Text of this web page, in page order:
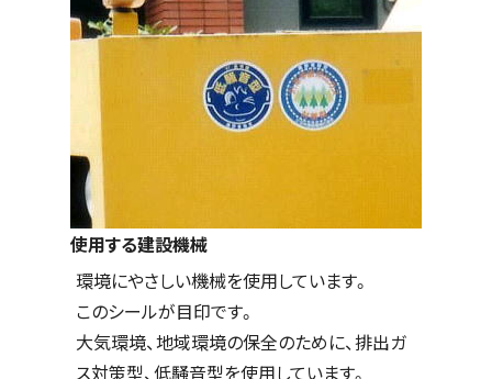
使用する建設機械
環境にやさしい機械を使用しています。
このシールが目印です。
大気環境、地域環境の保全のために、排出ガ
ス対策型、低騒音型を使用しています。